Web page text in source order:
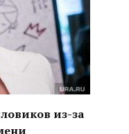
из-за